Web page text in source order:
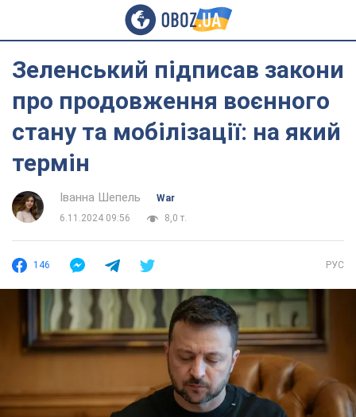
Зеленський підписав закони
про продовження воєнного
стану та мобілізації: на який
термін
Іванна Шепель
War
6.11.2024 09:56
8,0 т.
146 РУС